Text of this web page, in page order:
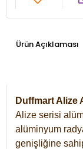
Ürün Açıklaması
Duffmart Alize
Alize serisi
alüminyum
genişliğine